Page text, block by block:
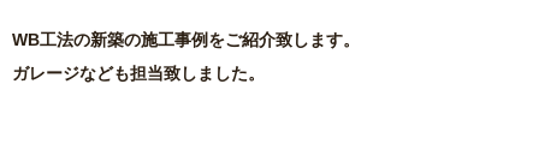
WB工法の新築の施工事例をご紹介致します。
ガレージなども担当致しました。